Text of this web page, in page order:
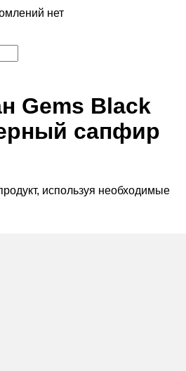
нет
Gems Black
сапфир
используя необходимые